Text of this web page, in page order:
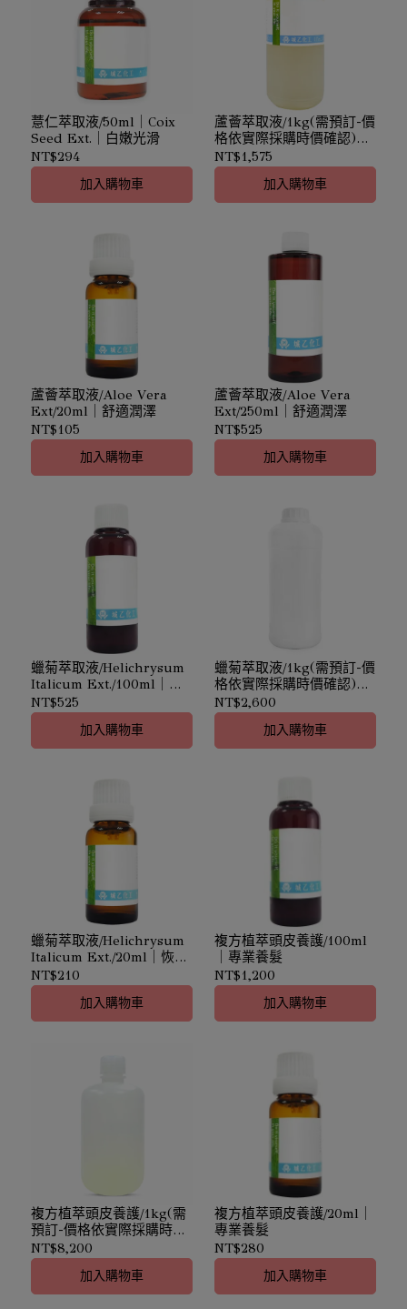
薏仁萃取液/50ml｜Coix
Seed Ext.｜白嫩光滑
NT$294
加入購物車
蘆薈萃取液/1kg(需預訂-價
格依實際採購時價確認)｜
Aloe Vera Ext.｜舒適潤澤
NT$1,575
加入購物車
蘆薈萃取液/Aloe Vera
Ext/20ml｜舒適潤澤
NT$105
加入購物車
蘆薈萃取液/Aloe Vera
Ext/250ml｜舒適潤澤
NT$525
加入購物車
蠟菊萃取液/Helichrysum
Italicum Ext./100ml｜恢
復生機
NT$525
加入購物車
蠟菊萃取液/1kg(需預訂-價
格依實際採購時價確認)｜
Helichrysum Italicum
Ext.｜恢復生機
NT$2,600
加入購物車
蠟菊萃取液/Helichrysum
Italicum Ext./20ml｜恢復
生機
NT$210
加入購物車
複方植萃頭皮養護/100ml
｜專業養髮
NT$1,200
加入購物車
複方植萃頭皮養護/1kg(需
預訂-價格依實際採購時價
確認)｜專業養髮
NT$8,200
加入購物車
複方植萃頭皮養護/20ml｜
專業養髮
NT$280
加入購物車